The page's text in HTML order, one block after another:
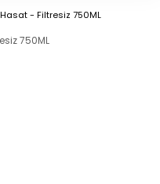
- Filtresiz 750ML